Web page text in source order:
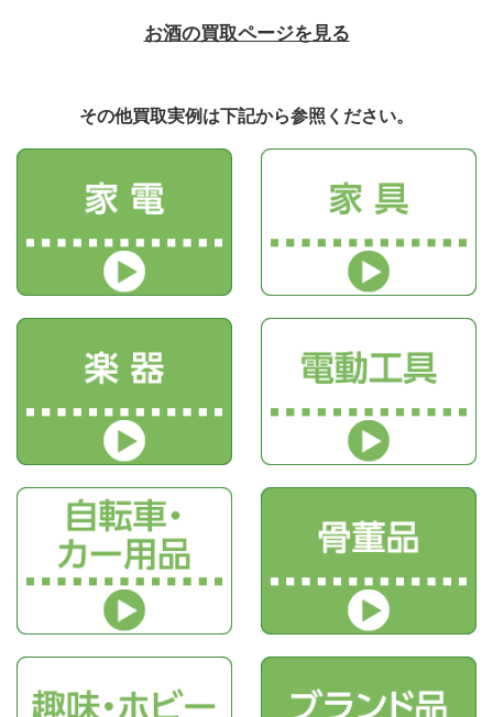
お酒の買取ページを見る
その他買取実例は下記から参照ください。